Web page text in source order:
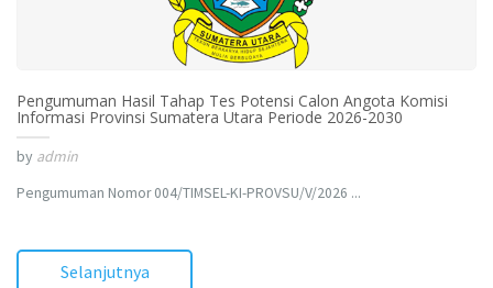
Pengumuman Hasil Tahap Tes Potensi Calon Angota Komisi
Informasi Provinsi Sumatera Utara Periode 2026-2030
by admin
Pengumuman Nomor 004/TIMSEL-KI-PROVSU/V/2026 ...
Selanjutnya